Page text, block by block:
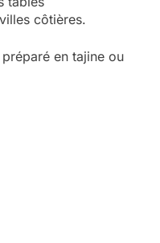
côtières.
en tajine ou